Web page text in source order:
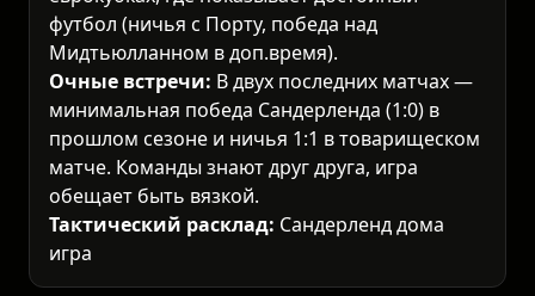
футбол (ничья с Порту, победа над
Мидтьюлланном в доп.время).
Очные встречи: В двух последних матчах —
минимальная победа Сандерленда (1:0) в
прошлом сезоне и ничья 1:1 в товарищеском
матче. Команды знают друг друга, игра
обещает быть вязкой.
Тактический расклад: Сандерленд дома
играет компактно, делая ставку на быстрые
контратаки и стандарты. Ноттингем в гостях